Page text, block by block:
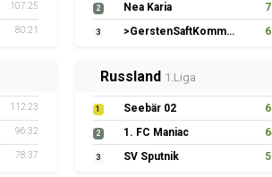
107:25
80:21
2 Nea Karia
3 >GerstenSaftKommando
112:23
96:32
78:37
Russland 1.Liga
1 Seebär 02
2 1. FC Maniac
3 SV Sputnik